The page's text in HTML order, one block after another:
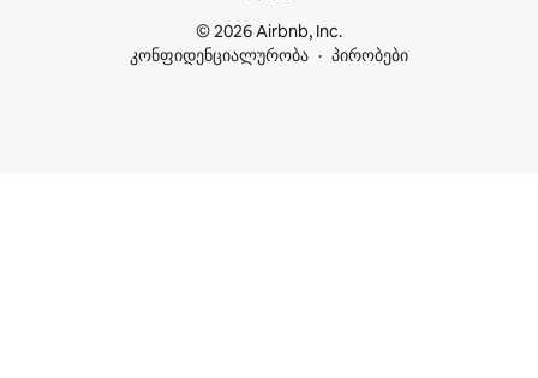
© 2026 Airbnb, Inc.
კონფიდენციალურობა
პირობები